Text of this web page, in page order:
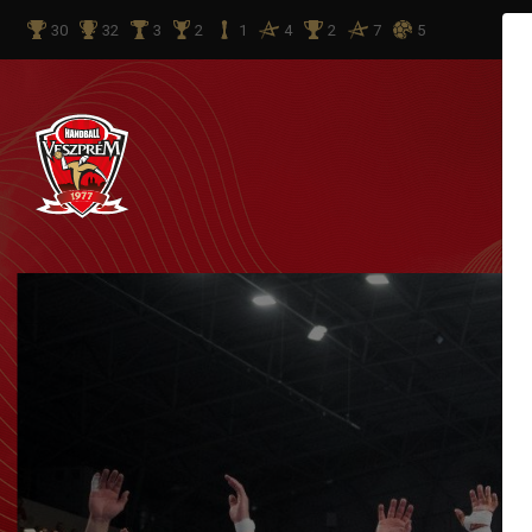
30 32 3 2 1 4 2 7 5